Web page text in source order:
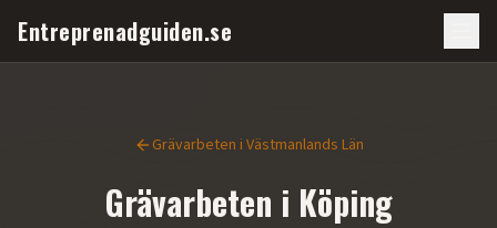
Entreprenadguiden.se
Grävarbeten i Västmanlands Län
Grävarbeten i Köping